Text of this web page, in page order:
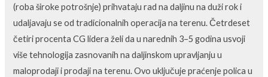
(roba široke potrošnje) prihvataju rad na daljinu na duži rok i
udaljavaju se od tradicionalnih operacija na terenu. Četrdeset
četiri procenta CG lidera želi da u narednih 3–5 godina usvoji
više tehnologija zasnovanih na daljinskom upravljanju u
maloprodaji i prodaji na terenu. Ovo uključuje praćenje polica u